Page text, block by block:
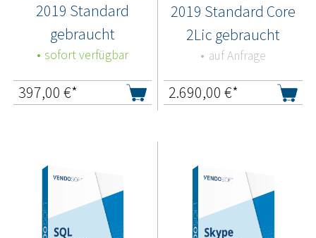
2019 Standard
gebraucht
sofort verfügbar
397,00 €*
2019 Standard Core
2Lic gebraucht
auf Anfrage
2.690,00 €*